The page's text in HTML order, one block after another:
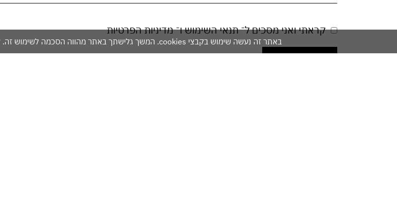
באתר זה נעשה שימוש בקבצי cookies. המשך גלישתך באתר מהווה הסכמה לשימוש זה. למידע נוסף עיין ב
קראתי ואני מסכים ל־תנאי השימושו־ מדיניות הפרטיות